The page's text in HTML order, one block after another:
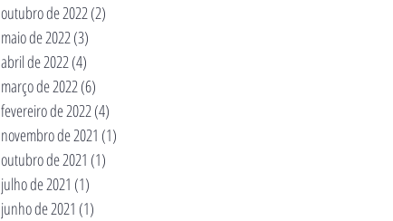
outubro de 2022(2)
maio de 2022(3)
abril de 2022(4)
março de 2022(6)
fevereiro de 2022(4)
novembro de 2021 (1)
outubro de 2021 (1)
julho de 2021 (1)
junho de 2021 (1)